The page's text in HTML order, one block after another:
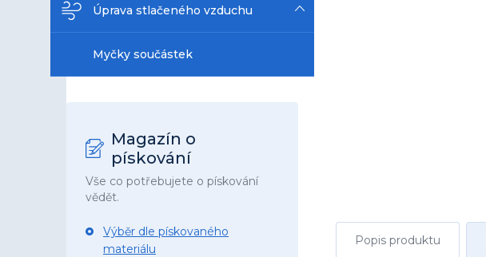
Úprava stlačeného vzduchu
Myčky součástek
Magazín o
pískování
Vše co potřebujete o pískování
vědět.
Výběr dle pískovaného
materiálu
Popis produktu